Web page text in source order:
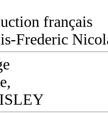
français
Frederic